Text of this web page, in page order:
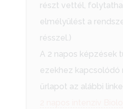
részt vettél,
elmélyülést a
résszel.)
A 2 napos képzések
ezekhez kapcsolódó
űrlapot az alábbi